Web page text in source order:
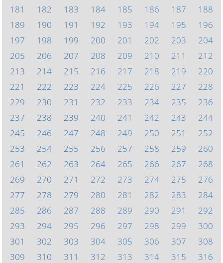
181
182 183 184 185 186 187
188
189
190 191 192 193 194 195
196
197
198 199 200 201 202 203
204
205
206 207 208 209 210 211
212
213
214 215 216 217 218 219
220
221
222 223 224 225 226 227
228
229
230 231 232 233 234 235
236
237
238 239 240 241 242 243
244
245
246 247 248 249 250 251
252
253
254 255 256 257 258 259
260
261
262 263 264 265 266 267
268
269
270 271 272 273 274 275
276
277
278 279 280 281 282 283
284
285
286 287 288 289 290 291
292
293
294 295 296 297 298 299
300
301
302 303 304 305 306 307
308
309
310 311 312 313 314 315
316